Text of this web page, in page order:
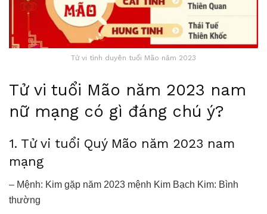
Tử vi tình duyên tuổi Mão năm 2023
Tử vi tuổi Mão năm 2023 nam
nữ mạng có gì đáng chú ý?
1. Tử vi tuổi Quý Mão năm 2023 nam
mạng
– Mệnh: Kim gặp năm 2023 mệnh Kim Bạch Kim: Bình
thường